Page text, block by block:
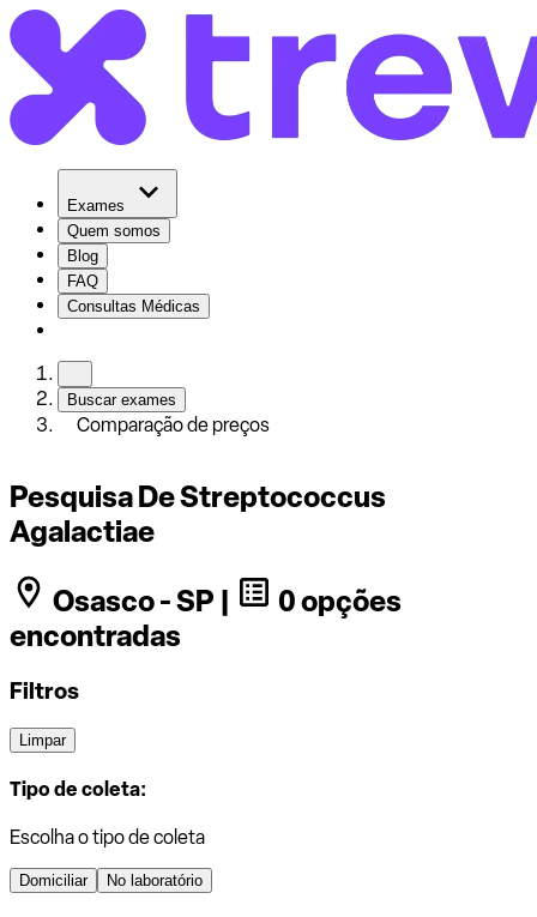
Exames
Quem somos
Blog
FAQ
Consultas Médicas
Buscar exames
Comparação de preços
Pesquisa De Streptococcus
Agalactiae
Osasco - SP |
0 opções
encontradas
Filtros
Limpar
Tipo de coleta:
Escolha o tipo de coleta
Domiciliar No laboratório